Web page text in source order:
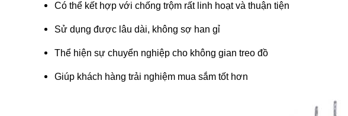
Có thể kết hợp với chống trộm rất linh hoạt và thuận tiện
Sử dụng được lâu dài, không sợ han gỉ
Thể hiện sự chuyển nghiệp cho không gian treo đồ
Giúp khách hàng trải nghiệm mua sắm tốt hơn